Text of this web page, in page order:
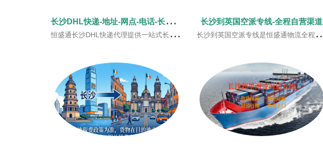
长
沙DHL快递-地址-网点-电话-长沙DHL服务指南
恒盛通长沙DHL快递代理提供一站式长沙地区DHL快递门到门服务。
长沙到英国空派专线-全程自营渠道
长沙到英国空派专线是恒盛通物流全程自营渠道，一手庄家(一手价格)，恒盛通与南航/东航/国航/泰航/美联等航空公司一手庄家，每周稳定直飞航班，近飞近派的方式，提高时效！